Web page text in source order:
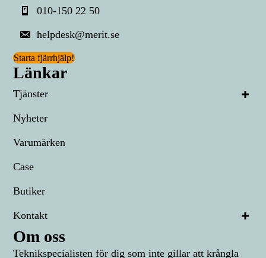
010-150 22 50
helpdesk@merit.se
Starta fjärrhjälp!
Länkar
Tjänster
Nyheter
Varumärken
Case
Butiker
Kontakt
Om oss
Teknikspecialisten för dig som inte gillar att krångla